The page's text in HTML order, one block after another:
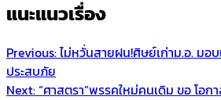
แนะแนวเรื่อง
Previous:ไม่หวั่นสายฝน!ศิษย์เก่าม.อ. มอ
ประสบภัย
Next:“ศาสตรา”พรรคใหม่คนเดิม ขอ โอก